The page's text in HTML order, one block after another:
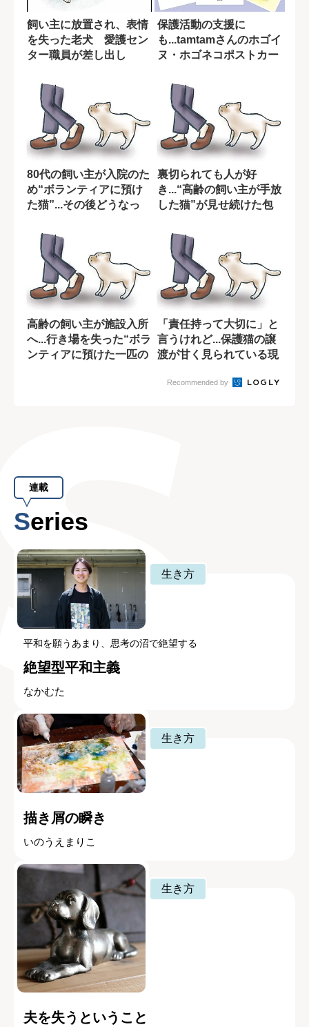
飼い主に放置され、表情
を失った老犬 愛護セン
ター職員が差し出し
保護活動の支援に
も...tamtamさんのホゴイ
ヌ・ホゴネコポストカー
80代の飼い主が入院のた
め“ボランティアに預け
た猫”...その後どうなっ
裏切られても人が好
き...“高齢の飼い主が手放
した猫”が見せ続けた包
高齢の飼い主が施設入所
へ...行き場を失った“ボラ
ンティアに預けた一匹の
「責任持って大切に」と
言うけれど...保護猫の譲
渡が甘く見られている現
Recommended by
連載
Series
生き方
平和を願うあまり、思考の沼で絶望する
絶望型平和主義
なかむた
生き方
描き屑の瞬き
いのうえまりこ
生き方
夫を失うということ